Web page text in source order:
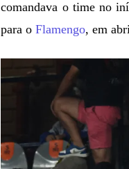
comandava o time no
para oFlamengo, em